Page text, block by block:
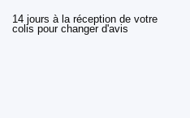
14 jours à la réception de votre
colis pour changer d'avis